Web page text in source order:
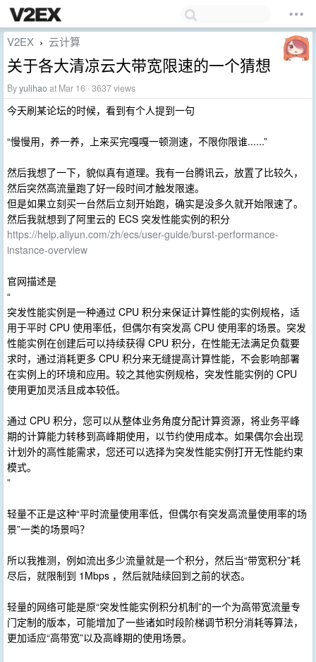
V2EX › 云计算
关于各大清凉云大带宽限速的一个猜想
Byyulihaoat Mar 16 · 3637 views
今天刷某论坛的时候，看到有个人提到一句
“慢慢用，养一养，上来买完嘎嘎一顿测速，不限你限谁......”
然后我想了一下，貌似真有道理。我有一台腾讯云，放置了比较久，
然后突然高流量跑了好一段时间才触发限速。
但是如果立刻买一台然后立刻开始跑，确实是没多久就开始限速了。
然后我就想到了阿里云的 ECS 突发性能实例的积分
https://help.aliyun.com/zh/ecs/user-guide/burst-performance-
instance-overview
官网描述是
“
突发性能实例是一种通过 CPU 积分来保证计算性能的实例规格，适
用于平时 CPU 使用率低，但偶尔有突发高 CPU 使用率的场景。突发
性能实例在创建后可以持续获得 CPU 积分，在性能无法满足负载要
求时，通过消耗更多 CPU 积分来无缝提高计算性能，不会影响部署
在实例上的环境和应用。较之其他实例规格，突发性能实例的 CPU
使用更加灵活且成本较低。
通过 CPU 积分，您可以从整体业务角度分配计算资源，将业务平峰
期的计算能力转移到高峰期使用，以节约使用成本。如果偶尔会出现
计划外的高性能需求，您还可以选择为突发性能实例打开无性能约束
模式。
”
轻量不正是这种“平时流量使用率低，但偶尔有突发高流量使用率的场
景”一类的场景吗？
所以我推测，例如流出多少流量就是一个积分，然后当“带宽积分”耗
尽后，就限制到 1Mbps ，然后就陆续回到之前的状态。
轻量的网络可能是原“突发性能实例积分机制”的一个为高带宽流量专
门定制的版本，可能增加了一些诸如时段阶梯调节积分消耗等算法，
更加适应“高带宽”以及高峰期的使用场景。